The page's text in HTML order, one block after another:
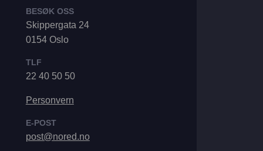
BESØK OSS
Skippergata 24
0154 Oslo
TLF
22 40 50 50
Personvern
E-POST
post@nored.no